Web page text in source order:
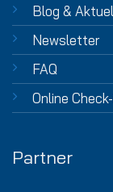
Blog &
Newsletter
FAQ
Online
Partner